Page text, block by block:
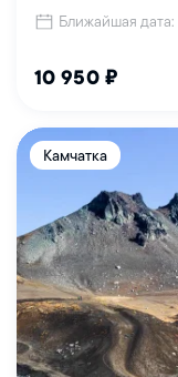
Ближайшая дата:
10 950 ₽
Камчатка